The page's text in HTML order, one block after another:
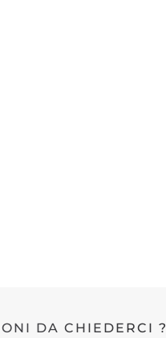
DA CHIEDERCI ?